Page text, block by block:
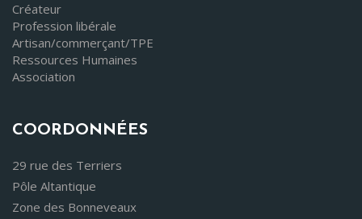
Créateur
Profession libérale
Artisan/commerçant/TPE
Ressources Humaines
Association
COORDONNÉES
29 rue des Terriers
Pôle Altantique
Zone des Bonneveaux